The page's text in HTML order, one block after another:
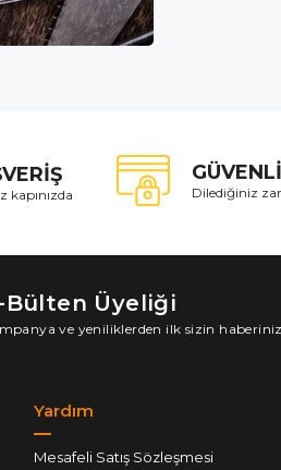
kapınızda Dilediğiniz
Bülten Üyeliği
ve yeniliklerden ilk sizin
Yardım
Mesafeli Satış Sözleşmesi